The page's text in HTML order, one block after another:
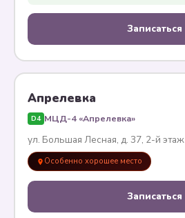
Записаться
Апрелевка
D4 МЦД-4 «Апрелевка»
ул. Большая Лесная, д. 37, 2-й этаж
Особенно хорошее место
Записаться